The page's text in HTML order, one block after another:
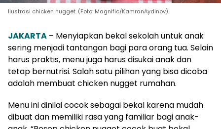
Ilustrasi chicken nugget. (Foto: Magnific/KamranAydinov)
JAKARTA – Menyiapkan bekal sekolah untuk anak
sering menjadi tantangan bagi para orang tua. Selain
harus praktis, menu juga harus disukai anak dan
tetap bernutrisi. Salah satu pilihan yang bisa dicoba
adalah membuat chicken nugget rumahan.
Menu ini dinilai cocok sebagai bekal karena mudah
dibuat dan memiliki rasa yang familiar bagi anak-